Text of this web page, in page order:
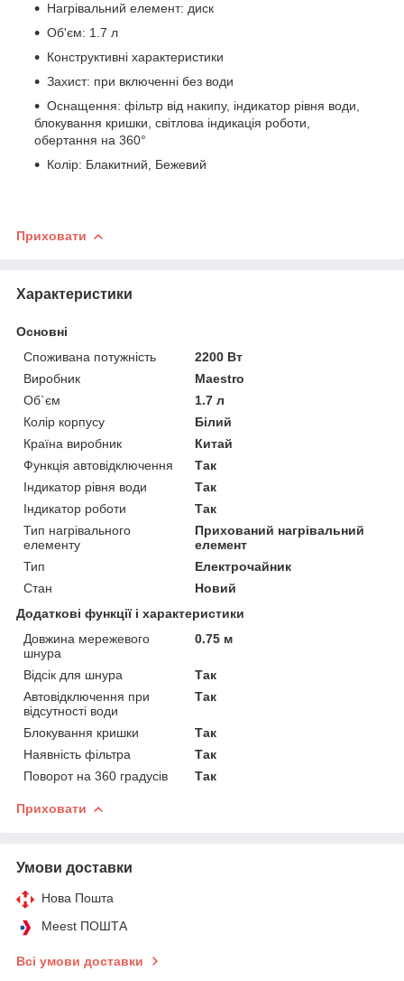
Нагрівальний елемент: диск
Об'єм: 1.7 л
Конструктивні характеристики
Захист: при включенні без води
Оснащення: фільтр від накипу, індикатор рівня води,
блокування кришки, світлова індикація роботи,
обертання на 360°
Колір: Блакитний, Бежевий
Приховати
Характеристики
Основні
Споживана потужність
2200 Вт
Виробник
Maestro
Об`єм
1.7 л
Колір корпусу
Білий
Країна виробник
Китай
Функція автовідключення
Так
Індикатор рівня води
Так
Індикатор роботи
Так
Тип нагрівального
елементу
Прихований нагрівальний
елемент
Тип
Електрочайник
Стан
Новий
Додаткові функції і характеристики
Довжина мережевого
шнура
0.75 м
Відсік для шнура
Так
Автовідключення при
відсутності води
Так
Блокування кришки
Так
Наявність фільтра
Так
Поворот на 360 градусів
Так
Приховати
Умови доставки
Нова Пошта
Meest ПОШТА
Всі умови доставки